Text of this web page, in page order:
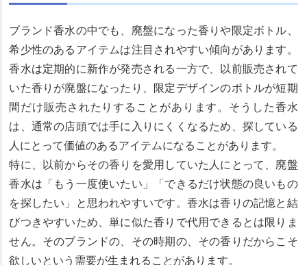
ブランド香水の中でも、廃盤になった香りや限定ボトル、
希少性のあるアイテムは注目されやすい傾向があります。
香水は定期的に新作が発売される一方で、以前販売されて
いた香りが廃盤になったり、限定デザインのボトルが短期
間だけ販売されたりすることがあります。そうした香水
は、通常の店頭では手に入りにくくなるため、探している
人にとって価値のあるアイテムになることがあります。
特に、以前からその香りを愛用していた人にとって、廃盤
香水は「もう一度使いたい」「できるだけ状態の良いもの
を探したい」と思われやすいです。香水は香りの記憶と結
びつきやすいため、単に似た香りで代用できるとは限りま
せん。そのブランドの、その時期の、その香りだからこそ
欲しいという需要が生まれることがあります。